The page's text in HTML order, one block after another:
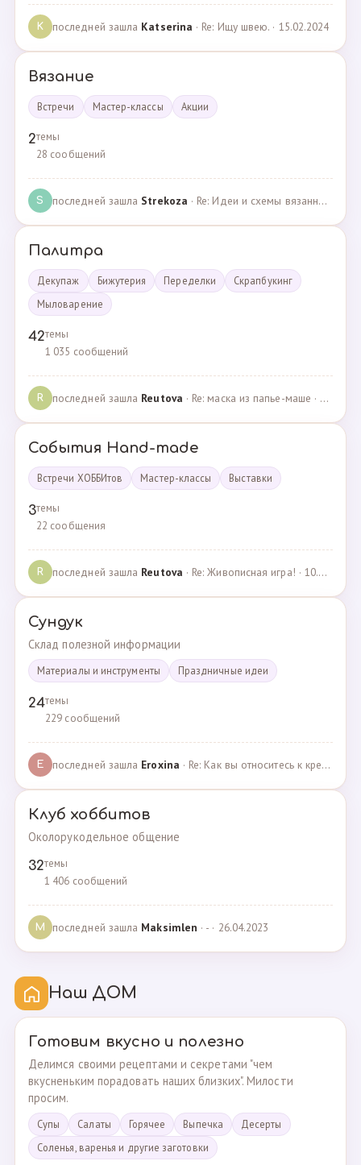
K последней зашла Katserina · Re: Ищу швею. · 15.02.2024
Вязание
Встречи Мастер-классы Акции
2темы
28 сообщений
S последней зашла Strekoza · Re: Идеи и схемы вязанных шариков · 16.12.2020
Палитра
Декупаж Бижутерия Переделки
Скрапбукинг
Мыловарение
42темы
1 035 сообщений
R последней зашла Reutova · Re: маска из папье-маше · 20.12.2022
События Hand-made
Встречи ХОББИтов Мастер-классы Выставки
3темы
22 сообщения
R последней зашла Reutova · Re: Живописная игра! · 10.12.2020
Сундук
Склад полезной информации
Материалы и инструменты Праздничные идеи
24темы
229 сообщений
E последней зашла Eroxina · Re: Как вы относитесь к кредитам? · 06.04.2025
Клуб хоббитов
Околорукодельное общение
32темы
1 406 сообщений
M последней зашла Maksimlen · - · 26.04.2023
Наш ДОМ
Готовим вкусно и полезно
Делимся своими рецептами и секретами "чем
вкусненьким порадовать наших близких". Милости
просим.
Супы Cалаты Горячее Выпечка
Десерты
Соленья, варенья и другие заготовки